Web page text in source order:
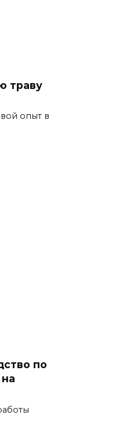
траву
опыт в
по